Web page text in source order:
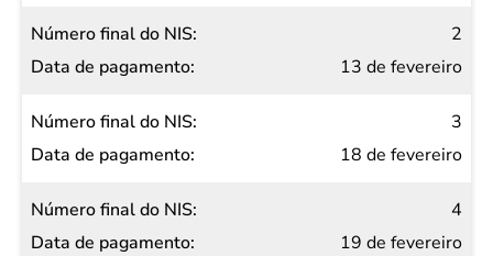
Data de
pagamento
2
13 de fevereiro
3
18 de fevereiro
4
19 de fevereiro